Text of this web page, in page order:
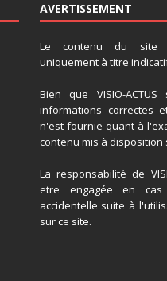
AVERTISSEMENT
Le contenu du site
uniquement à titre
Bien que VISIO-
informations correctes
n'est fournie quant à
contenu mis à disposition
La responsabilité de
etre engagée en
accidentelle suite à
sur ce site.